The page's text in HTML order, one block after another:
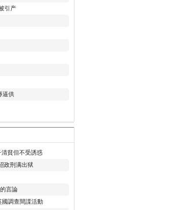
引产
逼供
貧但不受誘惑
政刑满出狱
言論
國調查間諜活動